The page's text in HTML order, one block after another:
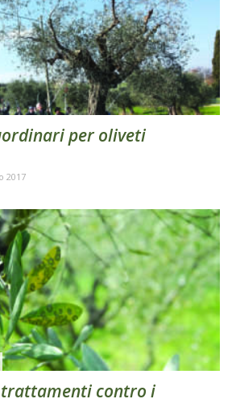
per oliveti
2017
trattamenti contro i